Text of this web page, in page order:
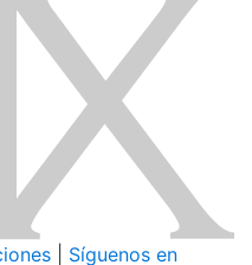
Síguenos en